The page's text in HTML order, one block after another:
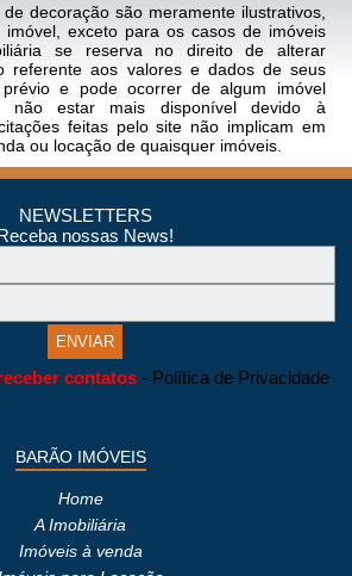
decoração são meramente ilustrativos,
exceto para os casos de imóveis
se reserva no direito de alterar
referente aos valores e dados de seus
e pode ocorrer de algum imóvel
não estar mais disponível devido à
feitas pelo site não implicam em
ou locação de quaisquer imóveis.
NEWSLETTERS
nossas News!
contatos - Política de Privacidade
BARÃO IMÓVEIS
Home
A Imobiliária
Imóveis à venda